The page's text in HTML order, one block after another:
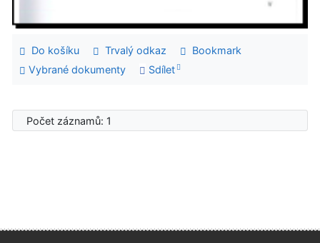
Do košíku Trvalý odkaz
Bookmark
Vybrané dokumenty
Sdílet
Počet záznamů: 1